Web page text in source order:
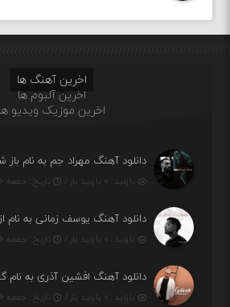
اخرین آهنگ ها
اخرین آلبوم ها
اخرین موزیک ویدیو ها
دانلود آهنگ مهراد جم به نام
بازدید : ۰ بازدید بار / تاریخ : جمعه ۱۶ مرداد ۱۴۰۵
دانلود آهنگ یوسف زمانی به نام
بازدید : ۰ بازدید بار / تاریخ : جمعه ۱۶ مرداد ۱۴۰۵
دانلود آهنگ افشین آذری به نام
بازدید : ۰ بازدید بار / تاریخ : جمعه ۱۶ مرداد ۱۴۰۵